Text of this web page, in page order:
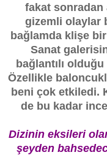
fakat sonradan
gizemli olaylar
bağlamda klişe
Sanat
bağlantılı
Özellikle
beni çok etkiledi.
de bu kadar
Dizinin eksileri
şeyden